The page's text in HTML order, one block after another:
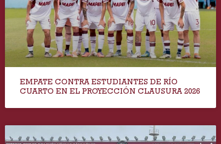
EMPATE CONTRA ESTUDIANTES DE RÍO
CUARTO EN EL PROYECCIÓN CLAUSURA 2026